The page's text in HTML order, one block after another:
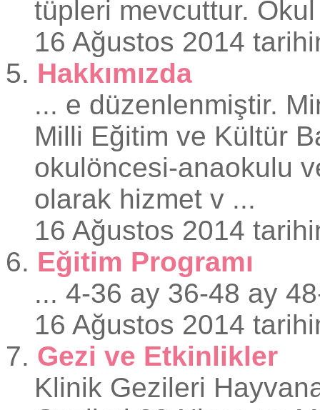
tüpleri mevcuttur.
16 Ağustos 2014
5. Hakkımızda
... e düzenlenmiştir.
Milli Eğitim ve Kültür
okulöncesi-anaokulu
olarak hizmet v ...
16 Ağustos 2014
6. Eğitim Programı
... 4-36 ay 36-48 ay
16 Ağustos 2014
7. Gezi ve Etkinlikler
Klinik Gezileri